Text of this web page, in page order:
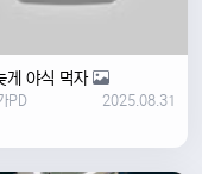
게 야식 먹자
PD 2025.08.31